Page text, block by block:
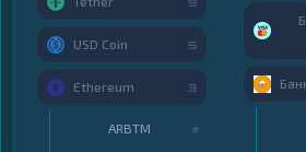
USD Coin 5
Ethereum 3
ARBTM ★